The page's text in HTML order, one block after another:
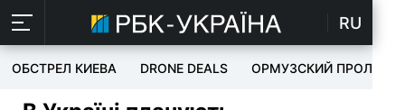
RU
ОБСТРЕЛ КИЕВА DRONE DEALS ОРМУЗСКИЙ ПРОЛИВ